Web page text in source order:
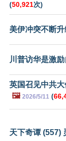
(50,921次)
美伊冲突不断
川普访华是激
英国召见中共
🖼️ 2026/5/11 (
天下奇谭 (557)